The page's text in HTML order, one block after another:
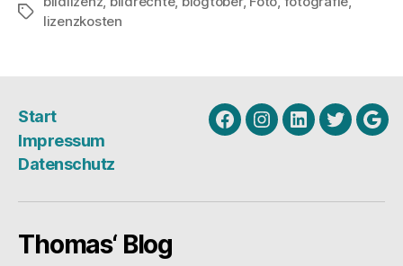
Bildrechte?“
Schlagwörter
lizenzkosten
Start
Impressum
Datenschutz
FacebookInstagram
LinkedinTwitter
Thomas‘ Blog